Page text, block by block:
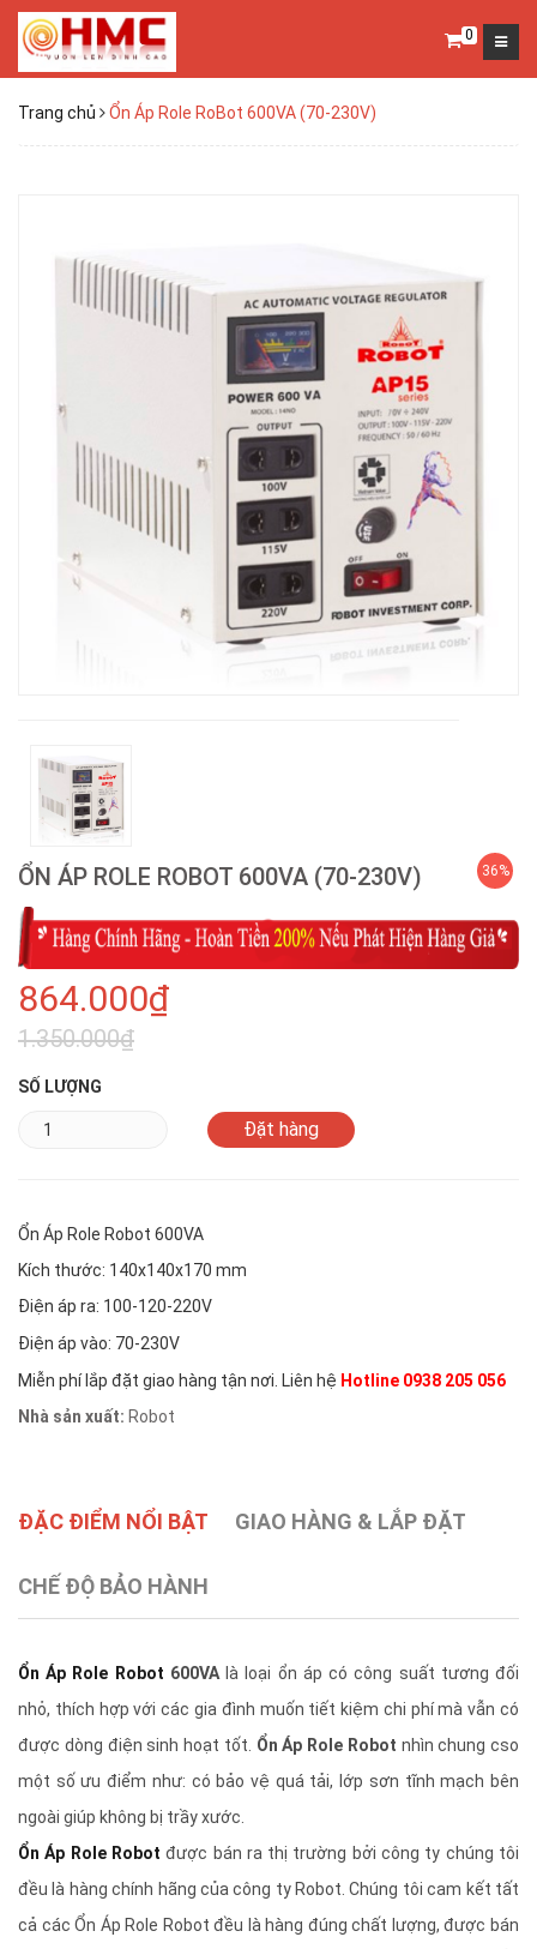
0
Trang chủ Ổn Áp Role RoBot 600VA (70-230V)
ỔN ÁP ROLE ROBOT 600VA (70-230V)
864.000₫
1.350.000₫
36%
SỐ LƯỢNG
Ổn Áp Role Robot 600VA
Kích thước: 140x140x170 mm
Điện áp ra: 100-120-220V
Điện áp vào: 70-230V
Miễn phí lắp đặt giao hàng tận nơi. Liên hệ Hotline 0938 205 056
Nhà sản xuất: Robot
ĐẶC ĐIỂM NỔI BẬT GIAO HÀNG & LẮP ĐẶT
CHẾ ĐỘ BẢO HÀNH
Ổn Áp Role Robot 600VAlà loại ổn áp có công suất tương đối
nhỏ, thích hợp với các gia đình muốn tiết kiệm chi phí mà vẫn có
được dòng điện sinh hoạt tốt. Ổn Áp Role Robot nhìn chung cso
một số ưu điểm như: có bảo vệ quá tải, lớp sơn tĩnh mạch bên
ngoài giúp không bị trầy xước.
Ổn Áp Role Robotđược bán ra thị trường bởi công ty chúng tôi
đều là hàng chính hãng của công ty Robot. Chúng tôi cam kết tất
cả các Ổn Áp Role Robot đều là hàng đúng chất lượng, được bán